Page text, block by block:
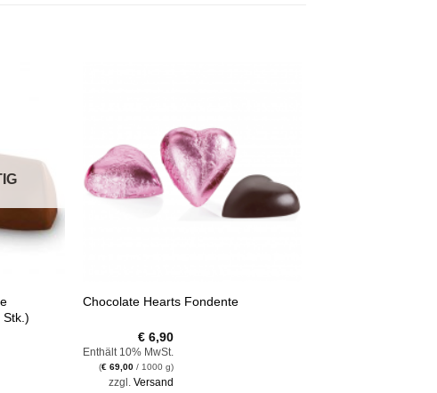
Stk.)
Chocolate Hearts Fondente
€6,90
Enthält 10% MwSt.
(€ 69,00/ 1000 g)
zzgl. Versand